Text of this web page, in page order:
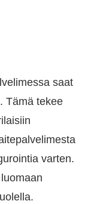
saat
Tämä tekee
varten.